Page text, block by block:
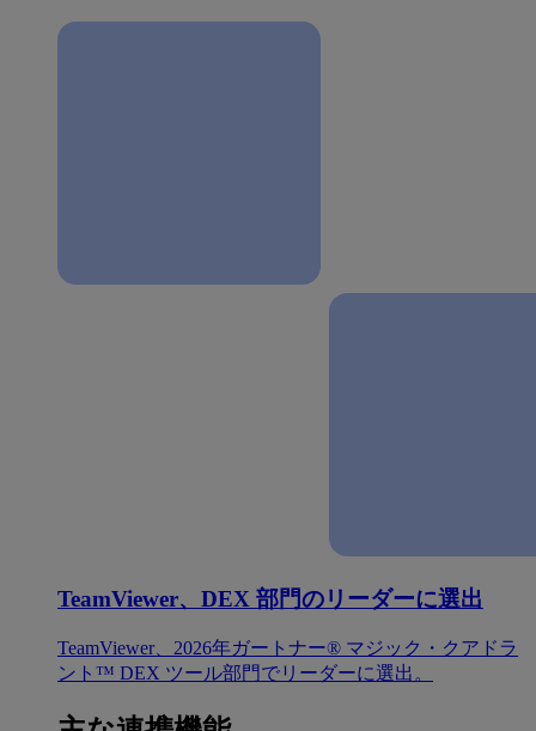
TeamViewer、DEX 部門のリーダーに選出
TeamViewer、2026年ガートナー® マジック・クアドラ
ント™ DEX ツール部門でリーダーに選出。